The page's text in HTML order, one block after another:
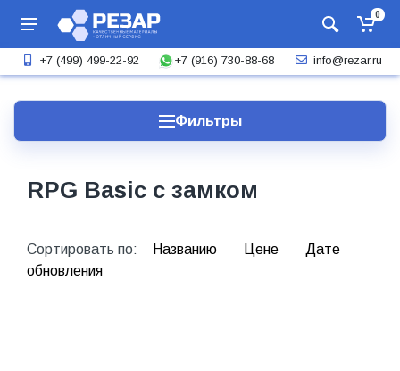
0
+7 (499) 499-22-92 +7 (916) 730-88-68 info@rezar.ru
Фильтры
RPG Basic с замком
Сортировать по: Названию Цене
Дате
обновления